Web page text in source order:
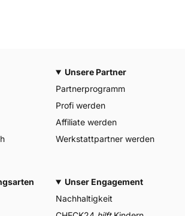
Unsere Partner
Partnerprogramm
Profi werden
Affiliate werden
Werkstattpartner werden
Unser Engagement
Nachhaltigkeit